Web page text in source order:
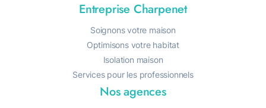
Entreprise Charpenet
Soignons votre maison
Optimisons votre habitat
Isolation maison
Services pour les professionnels
Nos agences